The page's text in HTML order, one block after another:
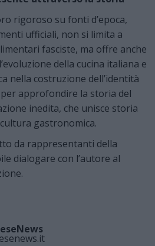
rigoroso su fonti d’epoca,
ufficiali, non si limita a
fasciste, ma offre anche
della cucina italiana e
nella costruzione dell’identità
per approfondire la storia del
inedita, che unisce storia
gastronomica.
da rappresentanti della
dialogare con l’autore al